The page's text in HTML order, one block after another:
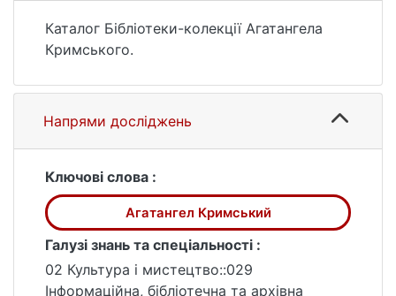
Каталог Бібліотеки-колекції Агатангела
Кримського.
Напрями досліджень
Ключові слова :
Агатангел Кримський
Галузі знань та спеціальності :
02 Культура і мистецтво::029
Інформаційна, бібліотечна та архівна